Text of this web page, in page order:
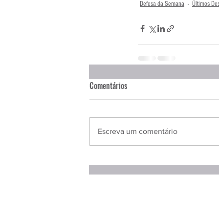
Defesa da Semana Últimos
Comentários
Escreva um comentário